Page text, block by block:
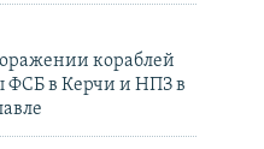
кораблей
ФСБ в Керчи и НПЗ в